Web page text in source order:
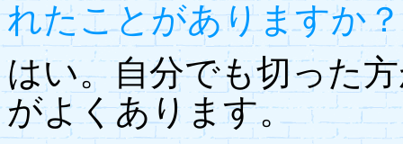
れたことがありますか？
はい。自分でも切った
がよくあります。